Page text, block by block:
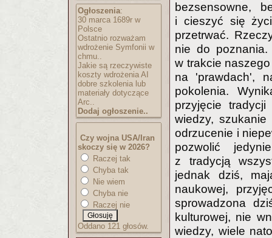
Ogłoszenia:
30 marca 1689r w
Polsce
Ostatnio rozważam
wdrożenie Symfonii w
chmu..
Jakie są rzeczywiste
koszty wdrożenia AI
dobre szkolenia lub
materiały dotyczące
Arc..
Dodaj ogłoszenie..
Czy wojna USA/Iran
skoczy się w 2026?
Raczej tak
Chyba tak
Nie wiem
Chyba nie
Raczej nie
Oddano 121 głosów.
bezsensowne,
i cieszyć się
przetrwać.
nie do
w trakcie
na 'prawdach',
pokolenia.
przyjęcie
wiedzy,
odrzucenie i
pozwolić
z tradycją
jednak dziś,
naukowej,
sprowadzona
kulturowej, nie
wiedzy, wiele